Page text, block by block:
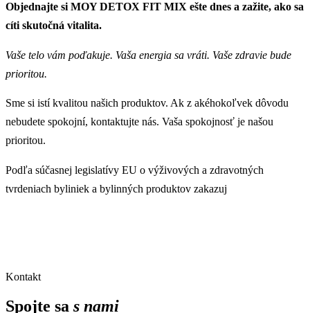
Objednajte si MOY DETOX FIT MIX ešte dnes a zažite, ako sa
cíti skutočná vitalita.
Vaše telo vám poďakuje. Vaša energia sa vráti. Vaše zdravie bude
prioritou.
Sme si istí kvalitou našich produktov. Ak z akéhokoľvek dôvodu
nebudete spokojní, kontaktujte nás. Vaša spokojnosť je našou
prioritou.
Podľa súčasnej legislatívy EU o výživových a zdravotných
tvrdeniach byliniek a bylinných produktov zakazuj
Kontakt
Spojte sa s nami